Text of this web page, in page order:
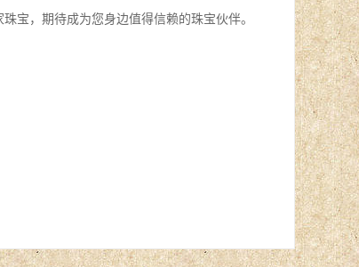
宝，期待成为您身边值得信赖的珠宝伙伴。